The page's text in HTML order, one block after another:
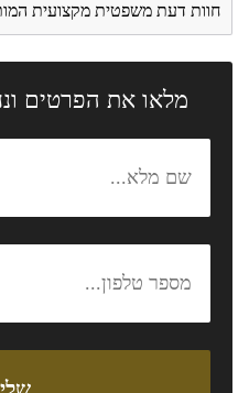
חוות דעת משפטית מקצועית
מלאו את הפרטים